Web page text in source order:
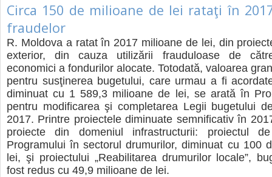
Circa 150 de milioane de lei rataţi în
fraudelor
R. Moldova a ratat în 2017 milioane de lei, din
exterior, din cauza utilizării frauduloase de
economici a fondurilor alocate. Totodată, valoarea
pentru susţinerea bugetului, care urmau a fi
diminuat cu 1 589,3 milioane de lei, se arată în
pentru modificarea şi completarea Legii bugetului
2017. Printre proiectele diminuate semnificativ în
proiecte din domeniul infrastructurii: proiectul
Programului în sectorul drumurilor, diminuat cu 100
lei, şi proiectului „Reabilitarea drumurilor locale”,
fost redus cu 49,9 milioane de lei.